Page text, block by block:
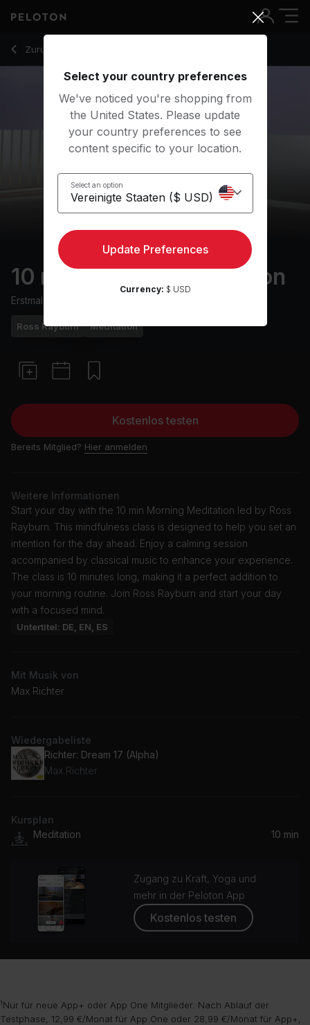
Zurück zu Meditationskurse
Zurück
10 min Morning Meditation
Erstmals ausgestrahlt am
Ross Rayburn Meditation
Kostenlos testen
Bereits Mitglied? Hier anmelden
Weitere Informationen
Start your day with the 10 min Morning Meditation led by Ross
Rayburn. This mindfulness class is designed to help you set an
intention for the day ahead. Enjoy a calming session
accompanied by classical music to enhance your experience.
The class is 10 minutes long, making it a perfect addition to
your morning routine. Join Ross Rayburn and start your day
with a focused mind.
Untertitel: DE, EN, ES
Mit Musik von
Max Richter
Wiedergabeliste
Richter: Dream 17 (Alpha)
Max Richter
Kursplan
Meditation
10 min
Zugang zu Kraft, Yoga und
mehr in der Peloton App
Kostenlos testen
¹Nur für neue App+ oder App One Mitglieder. Nach Ablauf der
Testphase, 12,99 €/Monat für App One oder 28,99 €/Monat für App+,
10 Min Morning Meditation with Classical Music - Ross
Select your country preferences
We've noticed you're shopping from
the United States. Please update
your country preferences to see
content specific to your location.
Select an option
Update Preferences
Currency: $ USD